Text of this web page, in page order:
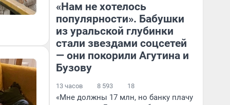
«Нам не хотелось
популярности». Бабушки
из уральской глубинки
стали звездами соцсетей
— они покорили Агутина и
Бузову
13 часов 8 593 18
«Мне должны 17 млн, но банку плачу